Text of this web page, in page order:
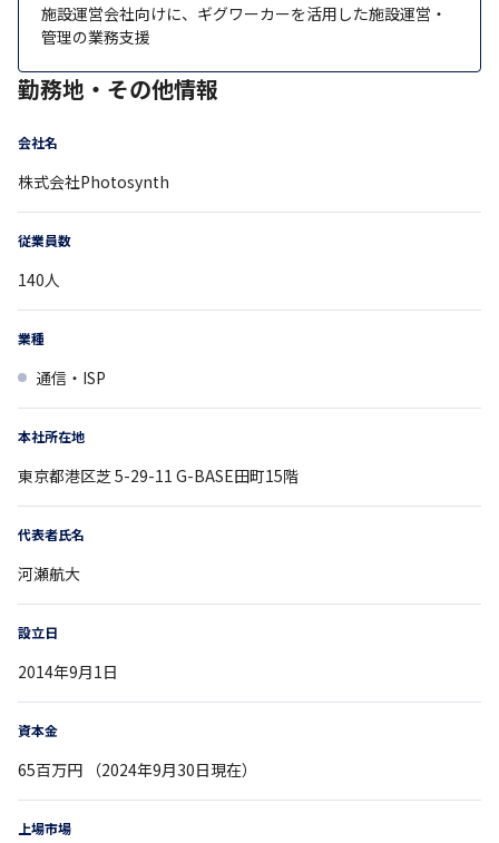
施設運営会社向けに、ギグワーカーを活用した施設運営・
管理の業務支援
勤務地・その他情報
会社名
株式会社Photosynth
従業員数
140人
業種
通信・ISP
本社所在地
東京都港区芝 5-29-11 G-BASE田町15階
代表者氏名
河瀬航大
設立日
2014年9月1日
資本金
65百万円 （2024年9月30日現在）
上場市場